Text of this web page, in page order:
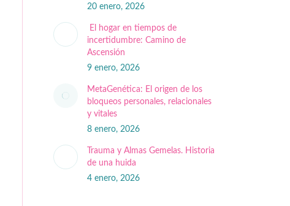
20 enero, 2026
El hogar en tiempos de
incertidumbre: Camino de
Ascensión
9 enero, 2026
MetaGenética: El origen de los
bloqueos personales, relacionales
y vitales
8 enero, 2026
Trauma y Almas Gemelas. Historia
de una huida
4 enero, 2026